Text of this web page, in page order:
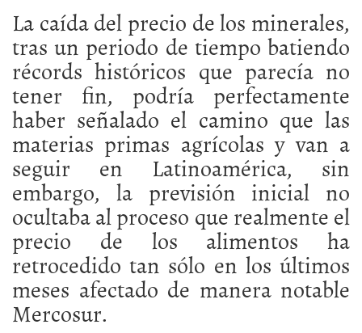
La caída del precio de los minerales,
tras un periodo de tiempo batiendo
récords históricos que parecía no
tener fin, podría perfectamente
haber señalado el camino que las
materias primas agrícolas y van a
seguir en Latinoamérica, sin
embargo, la previsión inicial no
ocultaba al proceso que realmente el
precio de los alimentos ha
retrocedido tan sólo en los últimos
meses afectado de manera notable
Mercosur.